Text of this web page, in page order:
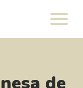
de